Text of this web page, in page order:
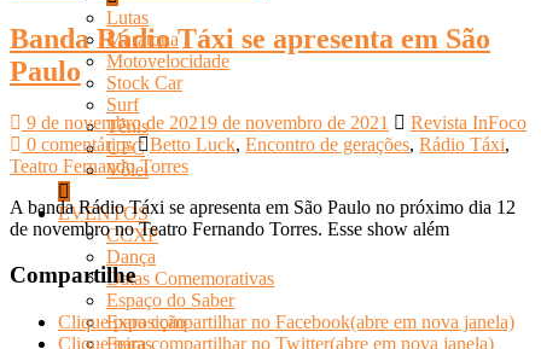
Lutas
Maratona
Motovelocidade
Stock Car
Surf
Tênis
UFC
Vôlei
EVENTOS
CCXP
Dança
Datas Comemorativas
Espaço do Saber
Exposição
Feiras
Banda Rádio Táxi se apresenta em São
Paulo
9 de novembro de 20219 de novembro de 2021
Revista InFoco
0 comentários
Betto Luck, Encontro de gerações, Rádio Táxi,
Teatro Fernando Torres
A banda Rádio Táxi se apresenta em São Paulo no próximo dia 12
de novembro no Teatro Fernando Torres. Esse show além
Compartilhe
Clique para compartilhar no Facebook(abre em nova janela)
Clique para compartilhar no Twitter(abre em nova janela)